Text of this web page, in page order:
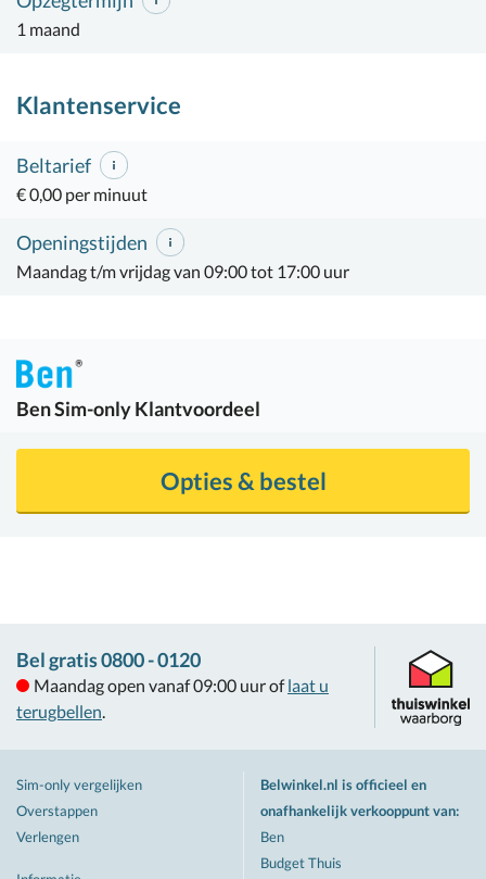
1 maand
Klantenservice
Beltarief
€ 0,00 per minuut
Openingstijden
Maandag t/m vrijdag van 09:00 tot 17:00 uur
BenSim-only Klantvoordeel
Opties & bestel
Bel gratis 0800 - 0120
Maandag open vanaf 09:00 uur of laat u
terugbellen.
Sim-only vergelijken
Overstappen
Verlengen
Belwinkel.nl is officieel en
onafhankelijk verkooppunt van:
Ben
Budget Thuis